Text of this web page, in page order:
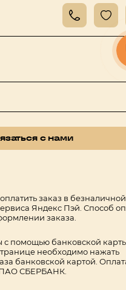
с нами
заказ в
Яндекс Пэй. Способ
заказа.
с помощью банковской
необходимо нажать
банковской картой.
ПАО СБЕРБАНК.